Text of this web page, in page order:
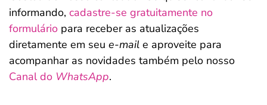
informando, cadastre-se gratuitamente no
formulário para receber as atualizações
diretamente em seu e-mail e aproveite para
acompanhar as novidades também pelo nosso
Canal do WhatsApp.